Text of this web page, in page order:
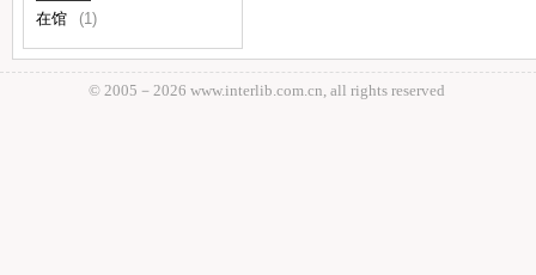
在馆
(1)
© 2005－ 2026 www.interlib.com.cn, all rights reserved